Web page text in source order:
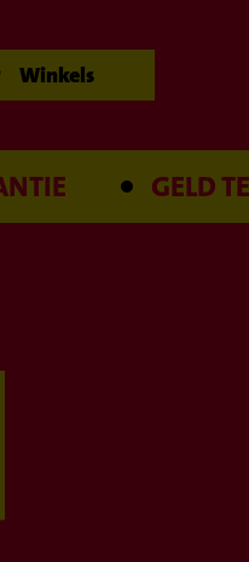
Winkels
GELD TERUG